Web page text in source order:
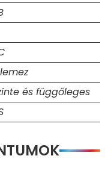
és függőleges